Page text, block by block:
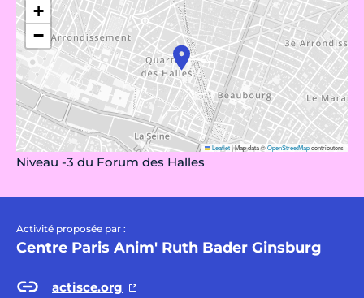
+
−
Leaflet|Map data ©OpenStreetMapcontributors
Niveau -3 du Forum des Halles
Activité proposée par :
Centre Paris Anim' Ruth Bader Ginsburg
actisce.org